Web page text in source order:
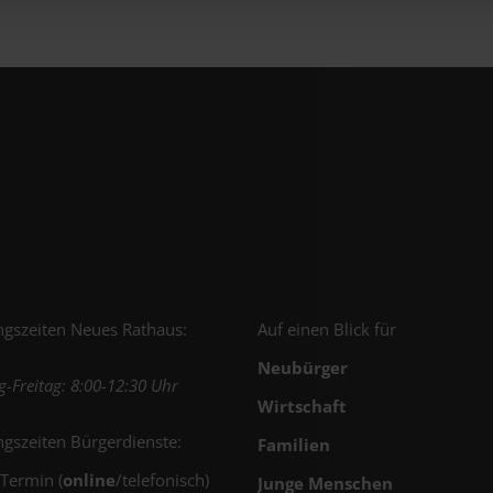
Neues Rathaus:
Freitag: 8:00-12:30 Uhr
Bürgerdienste:
(online/telefonisch)
Auf einen Blick für
Neubürger
Wirtschaft
Familien
Junge Menschen